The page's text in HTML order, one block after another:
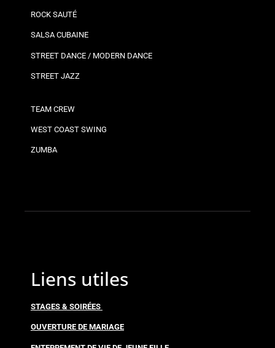
ROCK SAUTÉ
SALSA CUBAINE
STREET DANCE / MODERN DANCE
STREET JAZZ
TEAM CREW
WEST COAST SWING
ZUMBA
Liens utiles
STAGES & SOIRÉES
OUVERTURE DE MARIAGE